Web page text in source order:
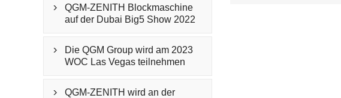

QGM-ZENITH Blockmaschine
auf der Dubai Big5 Show 2022

Die QGM Group wird am 2023
WOC Las Vegas teilnehmen

QGM-ZENITH wird an der